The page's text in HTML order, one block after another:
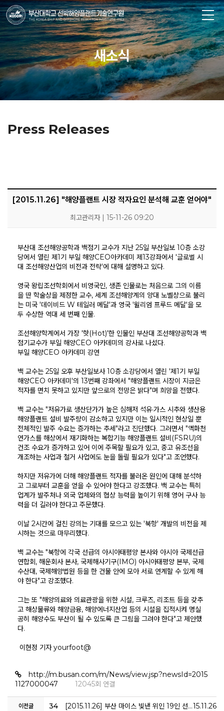
KOSORI
연혁
조직
CI
새소식
채용공고
KOSORI갤러리
연구센터
심해저연구센터
해양ICT연구센터
수소혁신허브&센터
구조안전설계연구실
시험인증센터
보유시험설비
인증시험의뢰
학술대회발표
특허(출원등록)
새소식
Press Releases
[2015.11.26] "해양플랜트 시장 적자요인 분석해 교훈 얻어야"
최고관리자 | 15-11-26 09:20
부산대 조선해양공학과 백점기 교수가 지난 25일 부산일보 10층 소강
당에서 열린 제1기 부일 해양CEO아카데미 제13강좌에서 '글로벌 시
대 조선해양산업의 비전과 전략'에 대해 설명하고 있다.
영국 왕립조선학회에서 비영국인, 생존 인물로는 처음으로 그의 이름
을 딴 학술상을 제정한 교수, 세계 조선해양계의 양대 노벨상으로 불리
는 미국 '데이비드 W 테일러 메달'과 영국 '윌리엄 프루드 메달'을 모
두 수상한 역대 세 번째 인물.
조선해양학계에서 가장 '핫(Hot)'한 인물인 부산대 조선해양공학과 백
점기교수가 부일 해양CEO 아카데미의 강사로 나섰다.
부일 해양CEO 아카데미 강연
백 교수는 25일 오후 부산일보사 10층 소강당에서 열린 '제1기 부일
해양CEO 아카데미'의 13번째 강좌에서 "해양플랜트 시장이 지금은
적자를 면치 못하고 있지만 앞으로의 전망은 밝다"며 희망을 전했다.
백 교수는 "저유가로 생산단가가 높은 심해저 석유·가스 시추와 생산용
해양플랜트 설비 발주량이 감소하고 있지만 이는 일시적인 현상일 뿐
전체적인 발주 수요는 증가하는 추세"라고 진단했다. 그러면서 "액화천
연가스를 해상에서 재기화하는 복합기능 해양플랜트 설비(FSRU)의
건조 수요가 증가하고 있어 이에 주목할 필요가 있고, 중고 유조선을
개조하는 사업과 철거 사업에도 눈을 돌릴 필요가 있다"고 조언했다.
하지만 저유가에 더해 해양플랜트 적자를 불러온 원인에 대해 분석하
고 그로부터 교훈을 얻을 수 있어야 한다고 강조했다. 백 교수는 특히
업계가 발주처나 외국 업체와의 협상 능력을 높이기 위해 영어 구사 능
력을 더 길러야 한다고 주문했다.
이날 2시간에 걸친 강의는 기대를 모으고 있는 '북항' 개발의 비전을 제
시하는 것으로 마무리했다.
백 교수는 "북항에 각국 선급의 아시아태평양 본사와 아시아 국제선급
연합회, 해운회사 본사, 국제해사기구(IMO) 아시아태평양 본부, 국제
수산대, 국제해양법원 등을 한 건물 안에 모아 서로 연계할 수 있게 해
야 한다"고 강조했다.
그는 또 "해양의료와 의료관광을 위한 시설, 크루즈, 리조트 등을 갖추
고 해상물류와 해양금융, 해양에너지산업 등의 시설을 집적시켜 명실
공히 해양수도 부산이 될 수 있도록 큰 그림을 그려야 한다"고 제안했
다.
이현정 기자 yourfoot@
http://m.busan.com/m/News/view.jsp?newsId=2015
1127000047
12045회 연결
이전글 34 [2015.11.26] 부산 마이스 빛낸 위인 19인 선정 15.11.26